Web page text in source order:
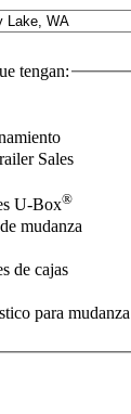
tengan:
Sales
U-Box®
mudanza
de cajas
para mudanza